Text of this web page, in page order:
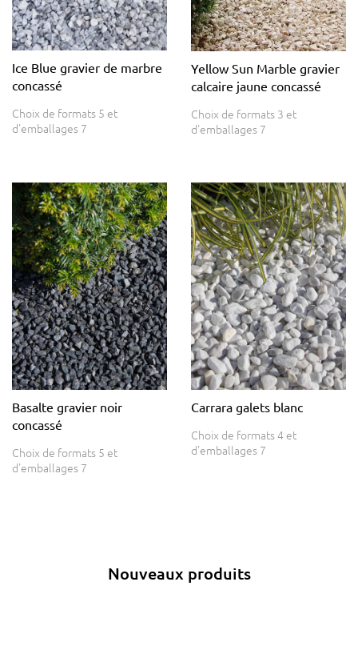
Ice Blue gravier de marbre
concassé
Choix de formats 5 et
d'emballages 7
Yellow Sun Marble gravier
calcaire jaune concassé
Choix de formats 3 et
d'emballages 7
Basalte gravier noir
concassé
Choix de formats 5 et
d'emballages 7
Carrara galets blanc
Choix de formats 4 et
d'emballages 7
Nouveaux produits